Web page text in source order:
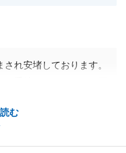
む
れ安堵しております。
ます。